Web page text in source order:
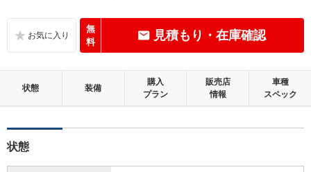
無
料
見積もり・在庫確認
状態 装備
購入
プラン
販売店
情報
車種
スペック
状態